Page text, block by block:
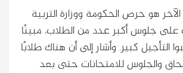
هو حرص الحكومة ووزارة التربية
على جلوس أكبر عدد من الطلاب، مبينًا
التأجيل كبير. وأشار إلى أن هناك طلابًا
والجلوس للامتحانات حتى بعد